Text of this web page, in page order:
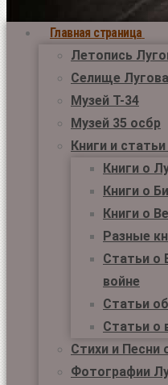
Главная страница
Летопись
Селище
Музей Т-34
Музей 35 осбр
Книги и статьи
Книги о
Книги о
Книги о
Разные
Статьи о
войне
Статьи
Статьи о
Стихи и Песни
Фотографии